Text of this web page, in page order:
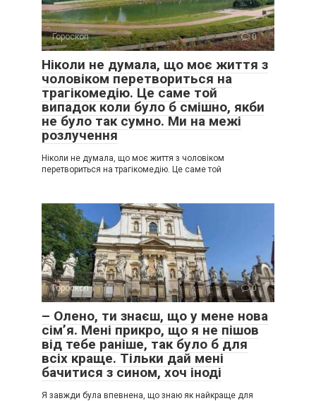
Гороскоп 0
Ніколи не думала, що моє життя з
чоловіком перетвориться на
трагікомедію. Це саме той
випадок коли було б смішно, якби
не було так сумно. Ми на межі
розлучення
Ніколи не думала, що моє життя з чоловіком
перетвориться на трагікомедію. Це саме той
Гороскоп 0
– Олено, ти знаєш, що у мене нова
сім’я. Мені прикро, що я не пішов
від тебе раніше, так було б для
всіх краще. Тільки дай мені
бачитися з сином, хоч іноді
Я завжди була впевнена, що знаю як найкраще для